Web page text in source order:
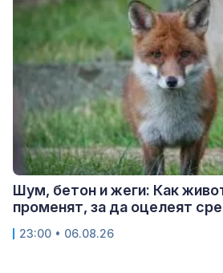
Шум, бетон и жеги: Как
променят, за да оцелеят
23:00 • 06.08.26